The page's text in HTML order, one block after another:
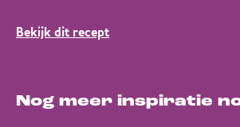
Bekijk dit recept
Nog meer inspiratie